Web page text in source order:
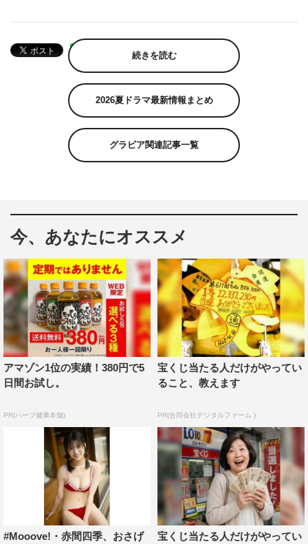
続きを読む
2026夏ドラマ最新情報まとめ
グラビア関連記事一覧
今、あなたにオススメ
アマゾン1位の実績！380円で5
日間お試し。
PR(ハーブ健康本舗)
宝くじ当たる人だけがやってい
ること、教えます
PR(合同会社デジタルファーム )
#Mooove!・赤間四季、おさげ
宝くじ当たる人だけがやってい